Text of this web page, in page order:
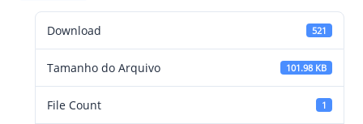
Download 521
Tamanho do Arquivo 101.98 KB
File Count 1